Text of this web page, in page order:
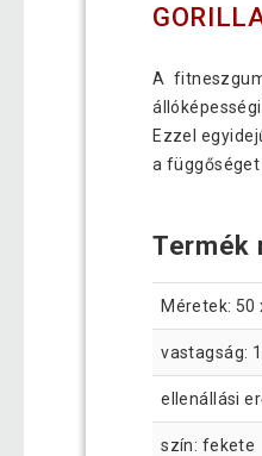
A
Ezzel
a függőséget
Termék
Méretek: 50
vastagság:
ellenállási
szín: fekete